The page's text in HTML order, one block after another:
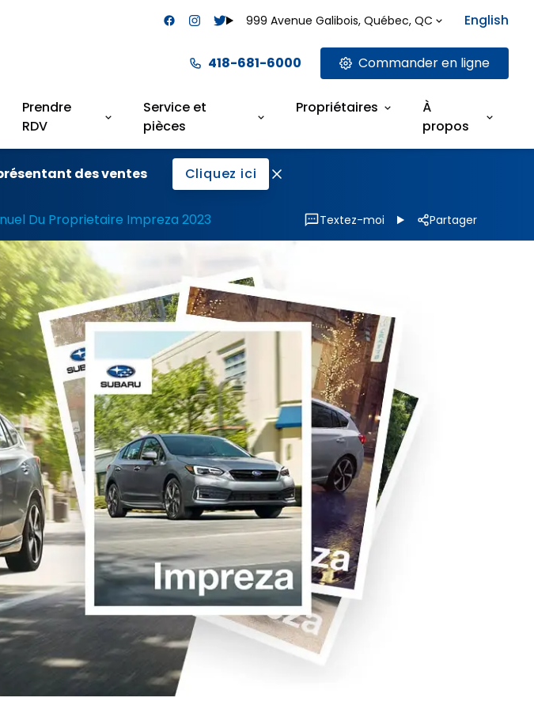
999 Avenue Galibois, Québec, QC English
418-681-6000 Commander en ligne
Prendre
RDV
Service et
pièces
Propriétaires
À
propos
des ventes Cliquez ici
Du Proprietaire Impreza 2023 Textez-moi Partager